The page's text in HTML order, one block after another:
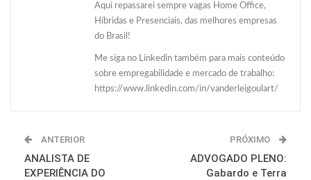
Aqui repassarei sempre vagas Home Office,
Híbridas e Presenciais, das melhores empresas
do Brasil!
Me siga no Linkedin também para mais conteúdo
sobre empregabilidade e mercado de trabalho:
https://www.linkedin.com/in/vanderleigoulart/
ANTERIOR
ANALISTA DE
EXPERIÊNCIA DO
PRÓXIMO
ADVOGADO PLENO:
Gabardo e Terra